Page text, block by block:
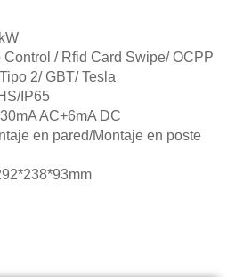
/ Rfid Card Swipe/ OCPP
2/ GBT/ Tesla
IP65
AC+6mA DC
en pared/Montaje en poste